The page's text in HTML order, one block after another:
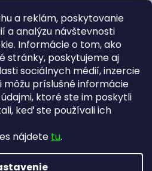
a reklám, poskytovanie
a analýzu návštevnosti
Informácie o tom, ako
stránky, poskytujeme aj
sociálnych médií, inzercie
príslušné informácie
ktoré ste im poskytli
keď ste používali ich
nájdete tu.
na Instagrame
na Heureka.sk